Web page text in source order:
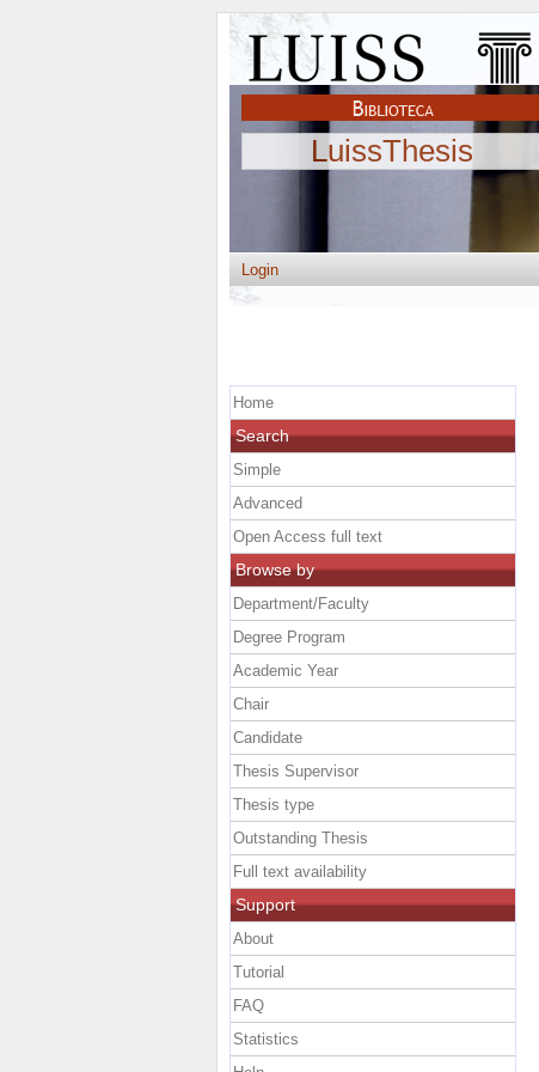
LuissThesis
Login
Home
Search
Simple
Advanced
Open Access full text
Browse by
Department/Faculty
Degree Program
Academic Year
Chair
Candidate
Thesis Supervisor
Thesis type
Outstanding Thesis
Full text availability
Support
About
Tutorial
FAQ
Statistics